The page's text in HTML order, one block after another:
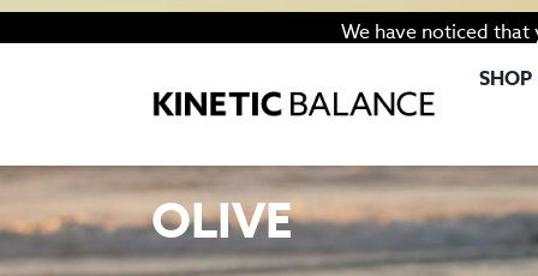
We have noticed that
SHOP
SCHLAGWORT:
OLIVE